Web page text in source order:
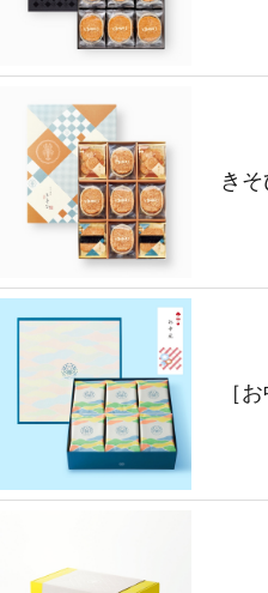
き
［